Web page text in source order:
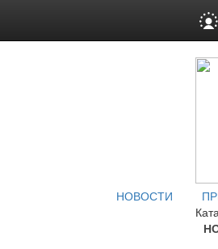
НОВОСТИ